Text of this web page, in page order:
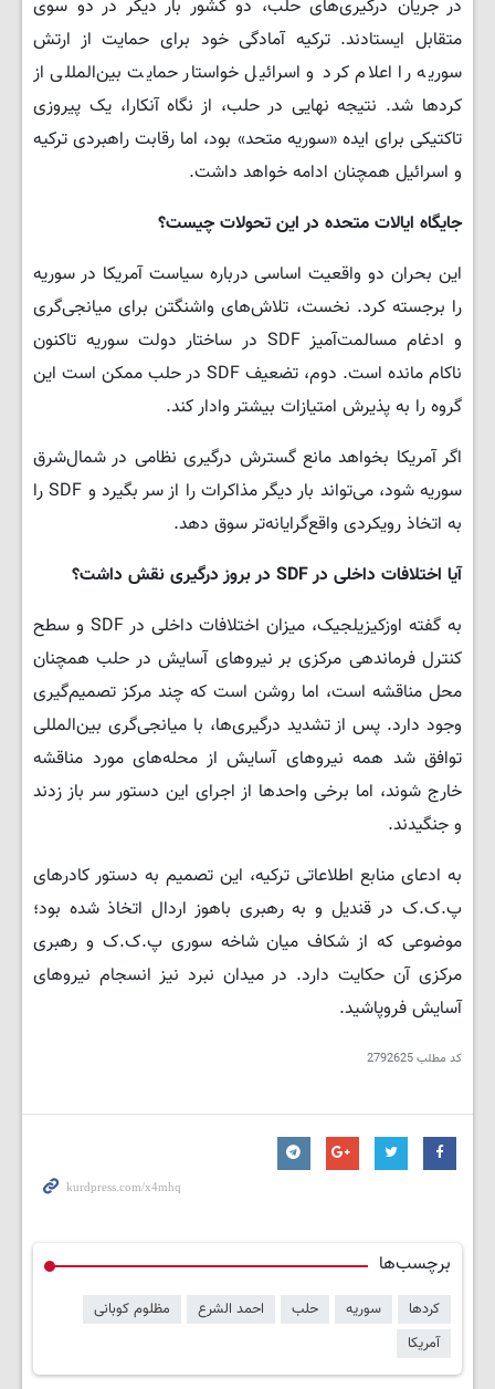
در جریان درگیری‌های حلب، دو کشور بار دیگر در دو سوی
متقابل ایستادند. ترکیه آمادگی خود برای حمایت از ارتش
سوریه را اعلام کرد و اسرائیل خواستار حمایت بین‌المللی از
کردها شد. نتیجه نهایی در حلب، از نگاه آنکارا، یک پیروزی
تاکتیکی برای ایده «سوریه متحد» بود، اما رقابت راهبردی ترکیه
و اسرائیل همچنان ادامه خواهد داشت.
جایگاه ایالات متحده در این تحولات چیست؟
این بحران دو واقعیت اساسی درباره سیاست آمریکا در سوریه
را برجسته کرد. نخست، تلاش‌های واشنگتن برای میانجی‌گری
و ادغام مسالمت‌آمیز SDF در ساختار دولت سوریه تاکنون
ناکام مانده است. دوم، تضعیف SDF در حلب ممکن است این
گروه را به پذیرش امتیازات بیشتر وادار کند.
اگر آمریکا بخواهد مانع گسترش درگیری نظامی در شمال‌شرق
سوریه شود، می‌تواند بار دیگر مذاکرات را از سر بگیرد و SDF را
به اتخاذ رویکردی واقع‌گرایانه‌تر سوق دهد.
آیا اختلافات داخلی درSDF
در بروز درگیری نقش داشت؟
به گفته اوزکیزیلجیک، میزان اختلافات داخلی در SDF و سطح
کنترل فرماندهی مرکزی بر نیروهای آسایش در حلب همچنان
محل مناقشه است، اما روشن است که چند مرکز تصمیم‌گیری
وجود دارد. پس از تشدید درگیری‌ها، با میانجی‌گری بین‌المللی
توافق شد همه نیروهای آسایش از محله‌های مورد مناقشه
خارج شوند، اما برخی واحدها از اجرای این دستور سر باز زدند
و جنگیدند.
به ادعای منابع اطلاعاتی ترکیه، این تصمیم به دستور کادرهای
پ.‌ک.‌ک در قندیل و به رهبری باهوز اردال اتخاذ شده بود؛
موضوعی که از شکاف میان شاخه سوری پ.‌ک‌.ک و رهبری
مرکزی آن حکایت دارد. در میدان نبرد نیز انسجام نیروهای
آسایش فروپاشید.
کد مطلب2792625
برچسب‌ها
کردها سوریه حلب احمد الشرع
مظلوم کوبانی
آمریکا